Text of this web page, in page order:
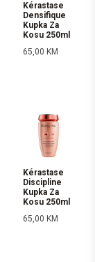
Kérastase
Densifique
Kupka Za
Kosu 250ml
65,00 KM
Kérastase
Discipline
Kupka Za
Kosu 250ml
65,00 KM